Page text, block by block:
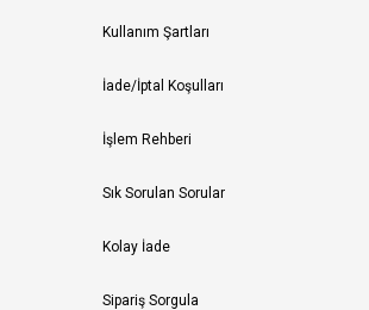
Kullanım Şartları
İade/İptal Koşulları
İşlem Rehberi
Sık Sorulan Sorular
Kolay İade
Sipariş Sorgula